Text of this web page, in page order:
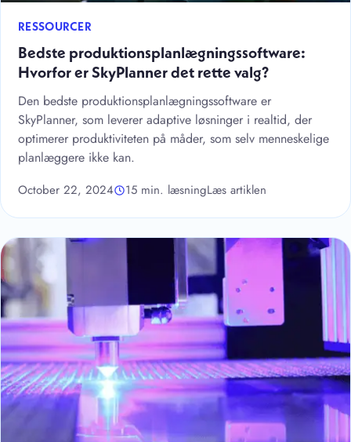
RESSOURCER
Bedste produktionsplanlægningssoftware:
Hvorfor er SkyPlanner det rette valg?
Den bedste produktionsplanlægningssoftware er
SkyPlanner, som leverer adaptive løsninger i realtid, der
optimerer produktiviteten på måder, som selv menneskelige
planlæggere ikke kan.
October 22, 2024 15 min. læsningLæs artiklen